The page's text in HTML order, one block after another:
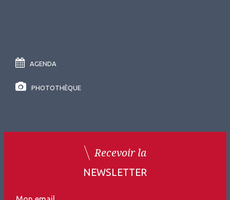
AGENDA
PHOTOTHÈQUE
Recevoir la
NEWSLETTER